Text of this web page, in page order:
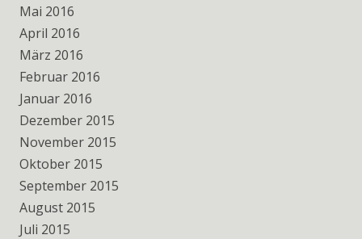
Mai 2016
April 2016
März 2016
Februar 2016
Januar 2016
Dezember 2015
November 2015
Oktober 2015
September 2015
August 2015
Juli 2015